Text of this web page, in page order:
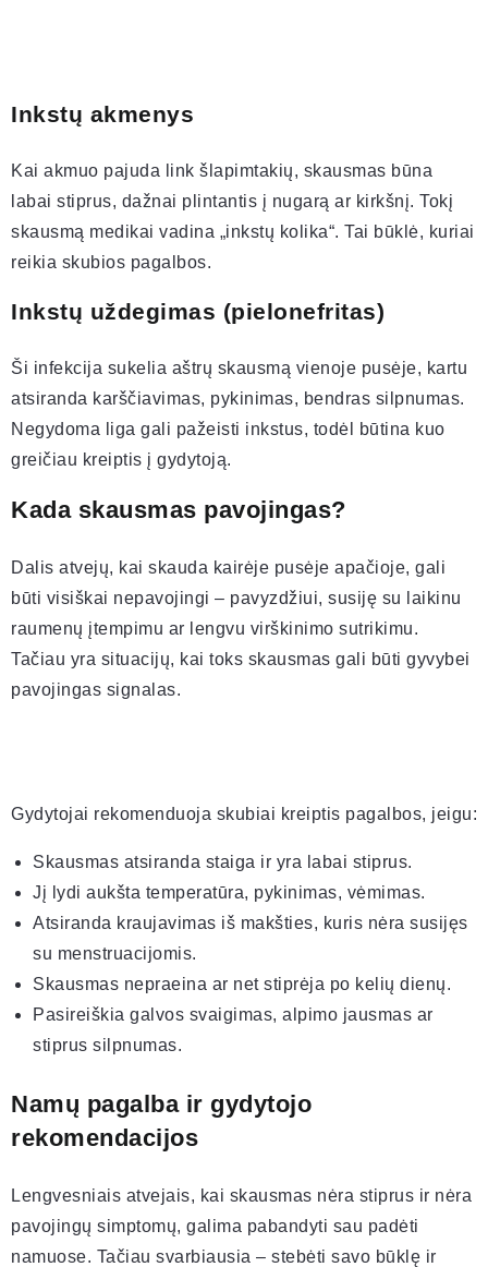
Inkstų akmenys
Kai akmuo pajuda link šlapimtakių, skausmas būna
labai stiprus, dažnai plintantis į nugarą ar kirkšnį. Tokį
skausmą medikai vadina „inkstų kolika“. Tai būklė, kuriai
reikia skubios pagalbos.
Inkstų uždegimas (pielonefritas)
Ši infekcija sukelia aštrų skausmą vienoje pusėje, kartu
atsiranda karščiavimas, pykinimas, bendras silpnumas.
Negydoma liga gali pažeisti inkstus, todėl būtina kuo
greičiau kreiptis į gydytoją.
Kada skausmas pavojingas?
Dalis atvejų, kai skauda kairėje pusėje apačioje, gali
būti visiškai nepavojingi – pavyzdžiui, susiję su laikinu
raumenų įtempimu ar lengvu virškinimo sutrikimu.
Tačiau yra situacijų, kai toks skausmas gali būti gyvybei
pavojingas signalas.
Gydytojai rekomenduoja skubiai kreiptis pagalbos, jeigu:
Skausmas atsiranda staiga ir yra labai stiprus.
Jį lydi aukšta temperatūra, pykinimas, vėmimas.
Atsiranda kraujavimas iš makšties, kuris nėra susijęs
su menstruacijomis.
Skausmas nepraeina ar net stiprėja po kelių dienų.
Pasireiškia galvos svaigimas, alpimo jausmas ar
stiprus silpnumas.
Namų pagalba ir gydytojo
rekomendacijos
Lengvesniais atvejais, kai skausmas nėra stiprus ir nėra
pavojingų simptomų, galima pabandyti sau padėti
namuose. Tačiau svarbiausia – stebėti savo būklę ir